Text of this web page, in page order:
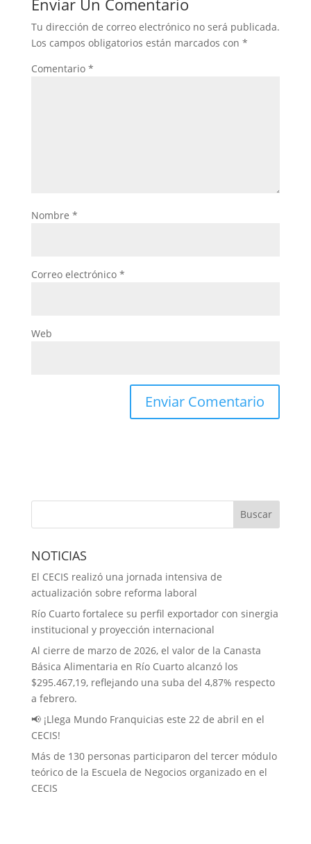
Tu dirección de correo electrónico no será publicada.
Los campos obligatorios están marcados con *
Comentario *
Nombre *
Correo electrónico *
Web
NOTICIAS
El CECIS realizó una jornada intensiva de
actualización sobre reforma laboral
Río Cuarto fortalece su perfil exportador con sinergia
institucional y proyección internacional
Al cierre de marzo de 2026, el valor de la Canasta
Básica Alimentaria en Río Cuarto alcanzó los
$295.467,19, reflejando una suba del 4,87% respecto
a febrero.
📢 ¡Llega Mundo Franquicias este 22 de abril en el
CECIS!
Más de 130 personas participaron del tercer módulo
teórico de la Escuela de Negocios organizado en el
CECIS